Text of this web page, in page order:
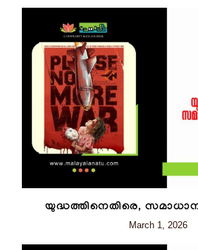
യുദ്ധത്തിനെതിരെ,
March 1, 2026